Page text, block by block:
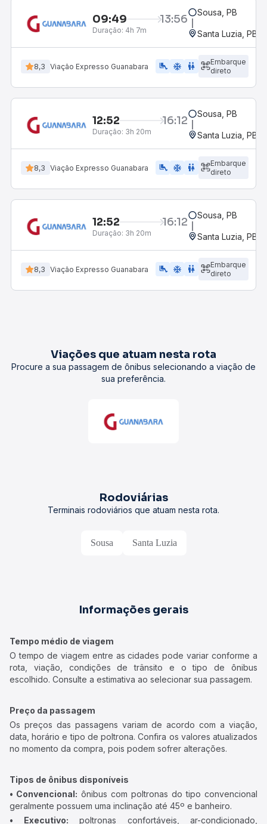
09:49 13:56
Duração: 4h 7m
Sousa, PB
Santa Luzia, PB
8,3 Viação Expresso Guanabara airline_seat_legroom_extra ac_unit WC
Embarque
direto
12:52 16:12
Duração: 3h 20m
Sousa, PB
Santa Luzia, PB
8,3 Viação Expresso Guanabara airline_seat_legroom_extra ac_unit WC
Embarque
direto
12:52 16:12
Duração: 3h 20m
Sousa, PB
Santa Luzia, PB
8,3 Viação Expresso Guanabara airline_seat_legroom_extra ac_unit WC
Embarque
direto
Viações que atuam nesta rota
Procure a sua passagem de ônibus selecionando a viação de
sua preferência.
Rodoviárias
Terminais rodoviários que atuam nesta rota.
Sousa Santa Luzia
Informações gerais
Tempo médio de viagem
O tempo de viagem entre as cidades pode variar conforme a
rota, viação, condições de trânsito e o tipo de ônibus
escolhido. Consulte a estimativa ao selecionar sua passagem.
Preço da passagem
Os preços das passagens variam de acordo com a viação,
data, horário e tipo de poltrona. Confira os valores atualizados
no momento da compra, pois podem sofrer alterações.
Tipos de ônibus disponíveis
• Convencional: ônibus com poltronas do tipo convencional
geralmente possuem uma inclinação até 45º e banheiro.
• Executivo: poltronas confortáveis, ar-condicionado,